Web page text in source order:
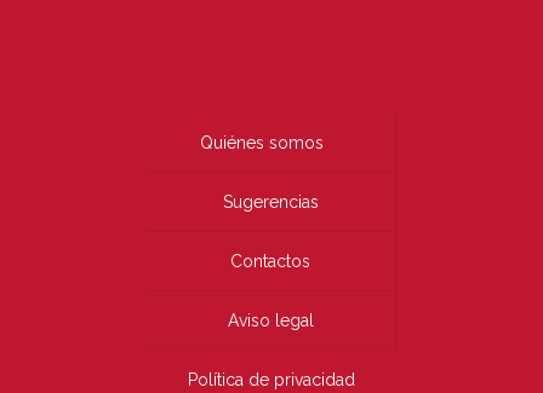
Quiénes somos
Sugerencias
Contactos
Aviso legal
Política de privacidad